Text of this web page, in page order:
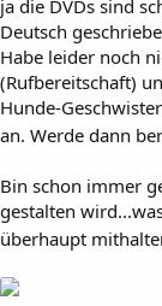
ja die DVDs sind
Deutsch
Habe leider noch
(Rufbereitschaft)
Hunde-
an. Werde dann
Bin schon immer
gestalten
überhaupt